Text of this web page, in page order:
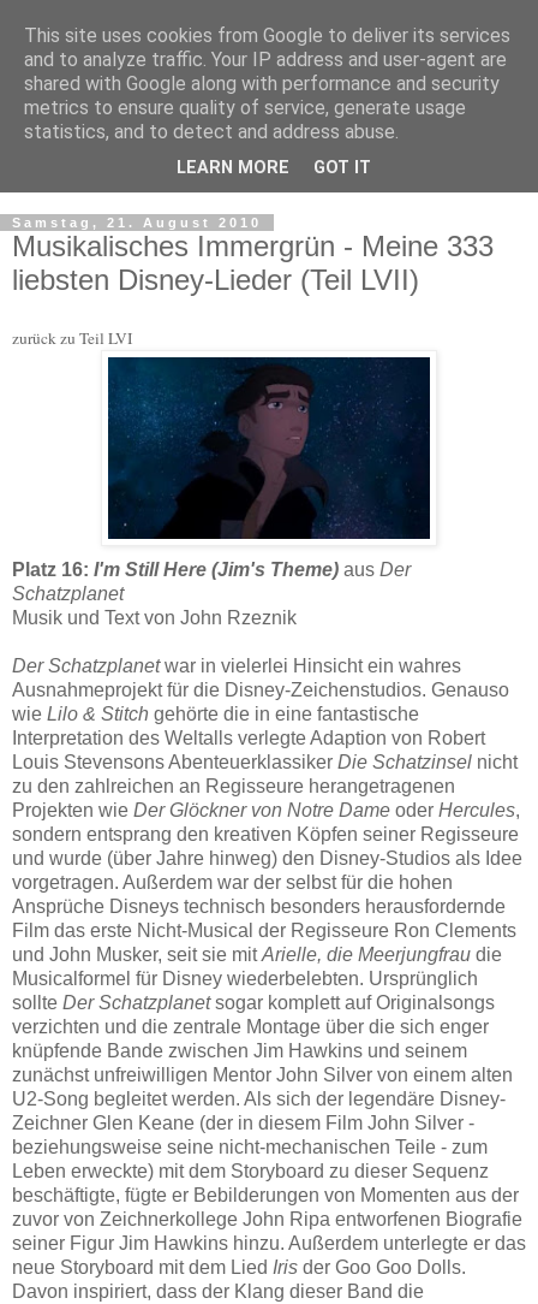
Samstag, 21. August 2010
Musikalisches Immergrün - Meine 333
liebsten Disney-Lieder (Teil LVII)
zurück zu Teil LVI
Platz 16: I'm Still Here (Jim's Theme) aus Der
Schatzplanet
Musik und Text von John Rzeznik
Der Schatzplanetwar in vielerlei Hinsicht ein wahres
Ausnahmeprojekt für die Disney-Zeichenstudios. Genauso
wie Lilo & Stitch gehörte die in eine fantastische
Interpretation des Weltalls verlegte Adaption von Robert
Louis Stevensons Abenteuerklassiker Die Schatzinsel nicht
zu den zahlreichen an Regisseure herangetragenen
Projekten wie Der Glöckner von Notre Dame oder Hercules,
sondern entsprang den kreativen Köpfen seiner Regisseure
und wurde (über Jahre hinweg) den Disney-Studios als Idee
vorgetragen. Außerdem war der selbst für die hohen
Ansprüche Disneys technisch besonders herausfordernde
Film das erste Nicht-Musical der Regisseure Ron Clements
und John Musker, seit sie mitArielle, die Meerjungfrau die
Musicalformel für Disney wiederbelebten. Ursprünglich
sollte Der Schatzplanetsogar komplett auf Originalsongs
verzichten und die zentrale Montage über die sich enger
knüpfende Bande zwischen Jim Hawkins und seinem
zunächst unfreiwilligen Mentor John Silver von einem alten
U2-Song begleitet werden. Als sich der legendäre Disney-
Zeichner Glen Keane (der in diesem Film John Silver -
beziehungsweise seine nicht-mechanischen Teile - zum
Leben erweckte) mit dem Storyboard zu dieser Sequenz
beschäftigte, fügte er Bebilderungen von Momenten aus der
zuvor von Zeichnerkollege John Ripa entworfenen Biografie
seiner Figur Jim Hawkins hinzu. Außerdem unterlegte er das
neue Storyboard mit dem Lied Iris der Goo Goo Dolls.
Davon inspiriert, dass der Klang dieser Band die
This site uses cookies from Google to deliver its services
and to analyze traffic. Your IP address and user-agent are
shared with Google along with performance and security
metrics to ensure quality of service, generate usage
statistics, and to detect and address abuse.
LEARN MORE GOT IT